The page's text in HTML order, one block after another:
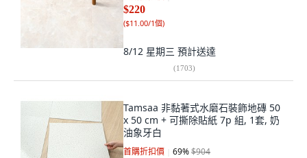
$220
($11.00/1個)
8/12 星期三 預計送達
(1703)
Tamsaa 非黏著式水磨石裝飾地磚 50
x 50 cm + 可撕除貼紙 7p 組, 1套, 奶
油象牙白
首購折扣價 69%$904